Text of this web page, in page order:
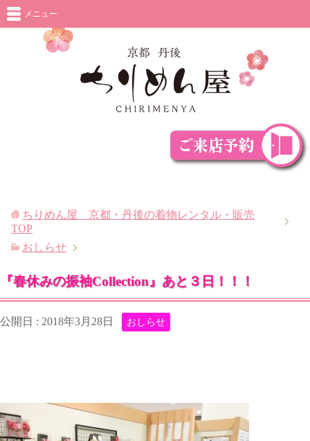
メニュー
ちりめん屋 京都・丹後の着物レンタル・販売
TOP
おしらせ
『春休みの振袖Collection』あと３日！！！
公開日 : 2018年3月28日 おしらせ